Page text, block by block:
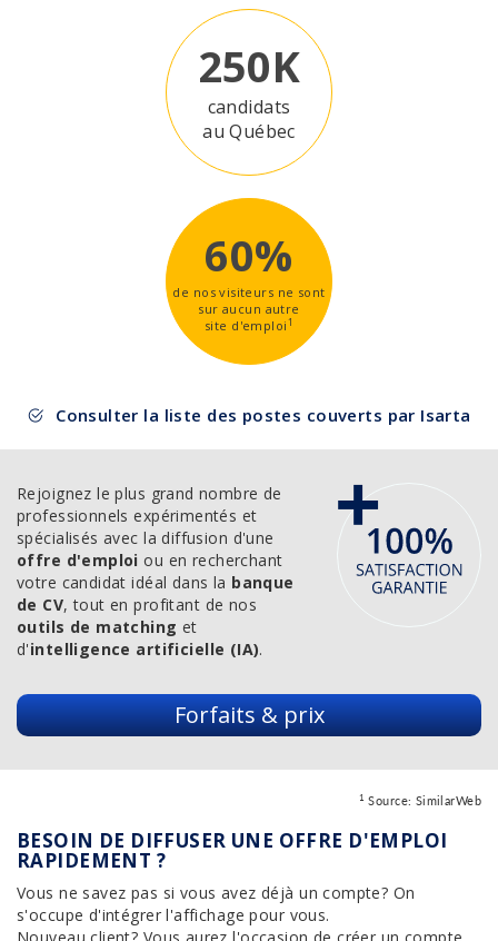
250K
candidats
au Québec
60%
de nos visiteurs ne sont
sur aucun autre
site d'emploi1
Consulter la liste des postes couverts par Isarta
Rejoignez le plus grand nombre de
professionnels expérimentés et
spécialisés avec la diffusion d'une
offre d'emploi ou en recherchant
votre candidat idéal dans la banque
de CV, tout en profitant de nos
outils de matching et
d'intelligence artificielle (IA).
Forfaits & prix
1 Source: SimilarWeb
BESOIN DE DIFFUSER UNE OFFRE D'EMPLOI
RAPIDEMENT ?
Vous ne savez pas si vous avez déjà un compte? On
s'occupe d'intégrer l'affichage pour vous.